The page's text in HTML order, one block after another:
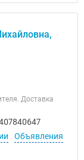
Доставка
Объявления